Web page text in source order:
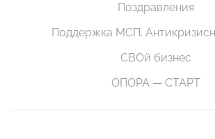
Поздравления
Поддержка МСП.
СВОй бизнес
ОПОРА — СТАРТ